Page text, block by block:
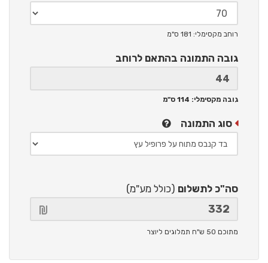
רוחב מקסימלי: 181 ס"מ
גובה התמונה בהתאם לרוחב
גובה מקסימלי: 114 ס"מ
סוג התמונה
סה"כ לתשלום (כולל מע"מ)
מתוכם 50 ש"ח תמלוגים ליוצר